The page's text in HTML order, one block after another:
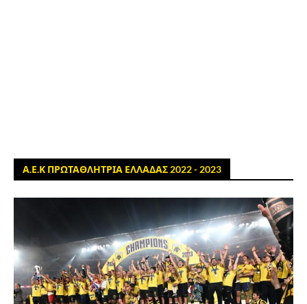
Α.Ε.Κ ΠΡΩΤΑΘΛΗΤΡΙΑ ΕΛΛΑΔΑΣ 2022 - 2023